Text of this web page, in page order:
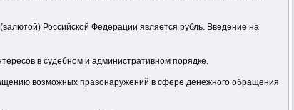
Российской Федерации является рубль. Введение на
в судебном и административном порядке.
возможных правонаружений в сфере денежного обращения